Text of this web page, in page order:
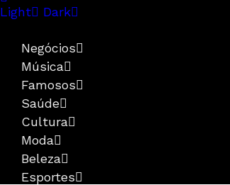
Light Dark
Negócios
Música
Famosos
Saúde
Cultura
Moda
Beleza
Esportes